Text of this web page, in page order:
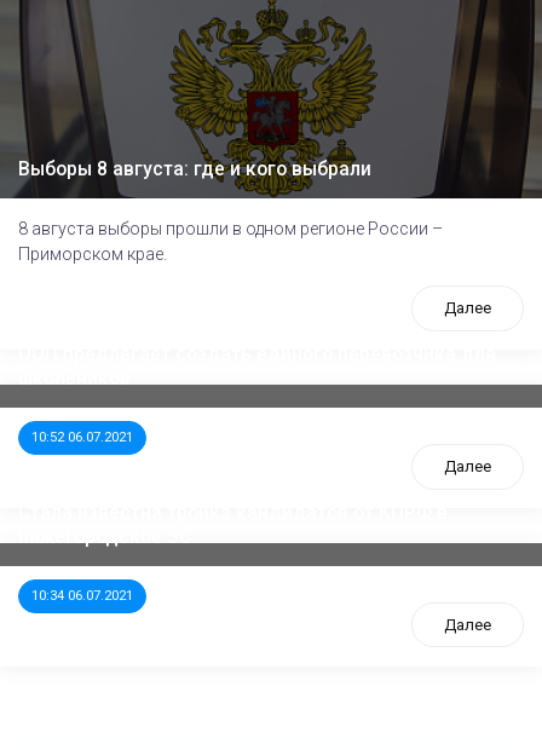
Выборы 8 августа: где и кого выбрали
8 августа выборы прошли в одном регионе России –
Приморском крае.
Далее
10:52 06.07.2021
Далее
10:34 06.07.2021
Далее